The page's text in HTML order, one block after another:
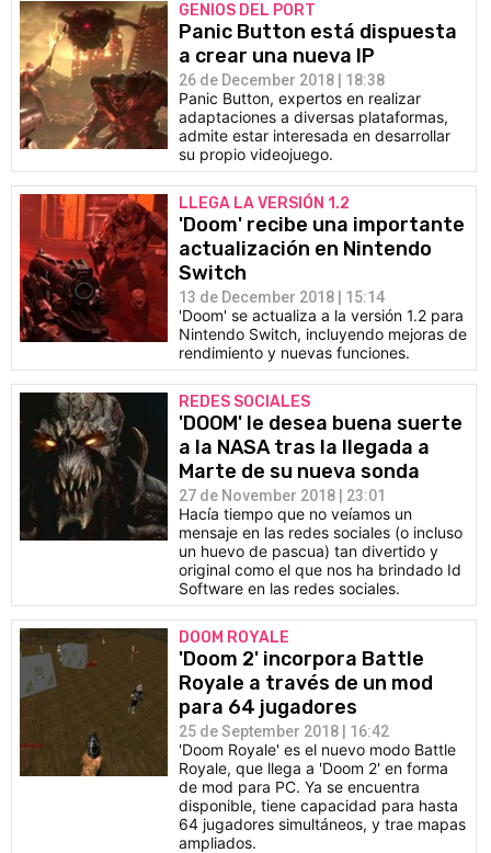
GENIOS DEL PORT
Panic Button está dispuesta
a crear una nueva IP
26 de December 2018 | 18:38
Panic Button, expertos en realizar
adaptaciones a diversas plataformas,
admite estar interesada en desarrollar
su propio videojuego.
LLEGA LA VERSIÓN 1.2
'Doom' recibe una importante
actualización en Nintendo
Switch
13 de December 2018 | 15:14
'Doom' se actualiza a la versión 1.2 para
Nintendo Switch, incluyendo mejoras de
rendimiento y nuevas funciones.
REDES SOCIALES
'DOOM' le desea buena suerte
a la NASA tras la llegada a
Marte de su nueva sonda
27 de November 2018 | 23:01
Hacía tiempo que no veíamos un
mensaje en las redes sociales (o incluso
un huevo de pascua) tan divertido y
original como el que nos ha brindado Id
Software en las redes sociales.
DOOM ROYALE
'Doom 2' incorpora Battle
Royale a través de un mod
para 64 jugadores
25 de September 2018 | 16:42
'Doom Royale' es el nuevo modo Battle
Royale, que llega a 'Doom 2' en forma
de mod para PC. Ya se encuentra
disponible, tiene capacidad para hasta
64 jugadores simultáneos, y trae mapas
ampliados.